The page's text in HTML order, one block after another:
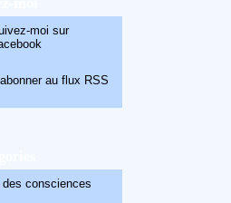
moi sur
au flux RSS
des consciences